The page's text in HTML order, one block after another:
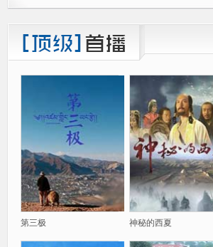
第三极 神秘的西夏